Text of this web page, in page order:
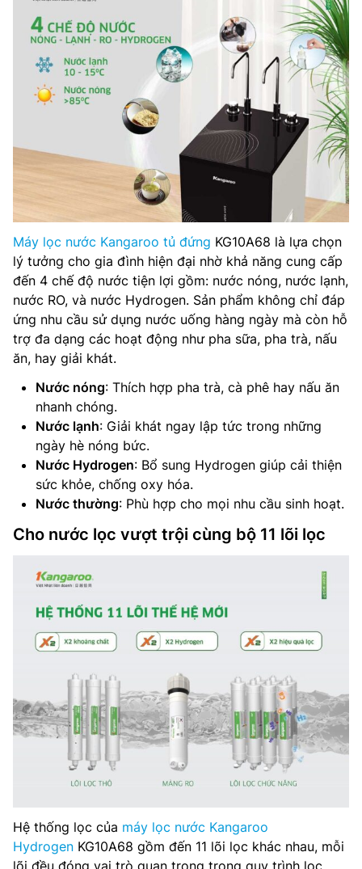
Máy lọc nước Kangaroo tủ đứng KG10A68 là lựa chọn
lý tưởng cho gia đình hiện đại nhờ khả năng cung cấp
đến 4 chế độ nước tiện lợi gồm: nước nóng, nước lạnh,
nước RO, và nước Hydrogen. Sản phẩm không chỉ đáp
ứng nhu cầu sử dụng nước uống hàng ngày mà còn hỗ
trợ đa dạng các hoạt động như pha sữa, pha trà, nấu
ăn, hay giải khát.
Nước nóng: Thích hợp pha trà, cà phê hay nấu ăn
nhanh chóng.
Nước lạnh: Giải khát ngay lập tức trong những
ngày hè nóng bức.
Nước Hydrogen: Bổ sung Hydrogen giúp cải thiện
sức khỏe, chống oxy hóa.
Nước thường: Phù hợp cho mọi nhu cầu sinh hoạt.
Cho nước lọc vượt trội cùng bộ 11 lõi lọc
Hệ thống lọc của máy lọc nước Kangaroo
Hydrogen KG10A68 gồm đến 11 lõi lọc khác nhau, mỗi
lõi đều đóng vai trò quan trọng trong quy trình lọc